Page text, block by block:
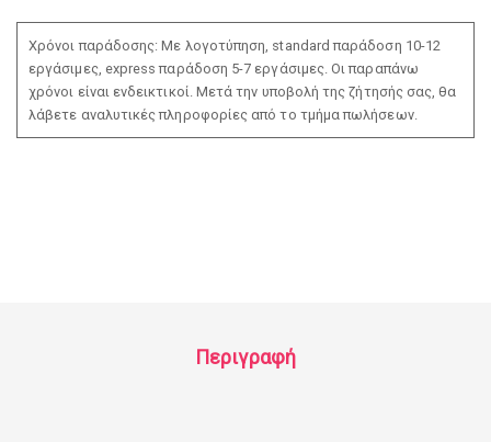
Χρόνοι παράδοσης: Με λογοτύπηση, standard παράδοση 10-12
εργάσιμες, express παράδοση 5-7 εργάσιμες. Οι παραπάνω
χρόνοι είναι ενδεικτικοί. Μετά την υποβολή της ζήτησής σας, θα
λάβετε αναλυτικές πληροφορίες από το τμήμα πωλήσεων.
Περιγραφή